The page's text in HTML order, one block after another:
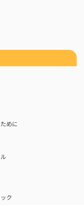
めに
ク